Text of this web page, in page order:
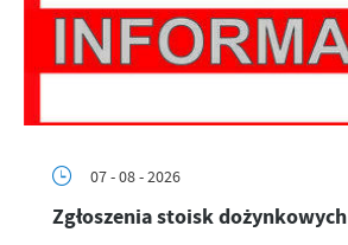
07 - 08 - 2026
Zgłoszenia stoisk dożynkowych